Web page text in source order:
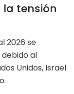
tensión
2026 se
al
Unidos, Israel